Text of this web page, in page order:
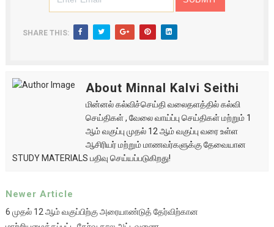
SHARE THIS:
About Minnal Kalvi Seithi
மின்னல் கல்விச்செய்தி வலைதளத்தில் கல்வி
செய்திகள் , வேலை வாய்ப்பு செய்திகள் மற்றும் 1
ஆம் வகுப்பு முதல் 12 ஆம் வகுப்பு வரை உள்ள
ஆசிரியர் மற்றும் மாணவர்களுக்கு தேவையான
STUDY MATERIALS பதிவு செய்யப்படுகிறது!
Newer Article
6 முதல் 12 ஆம் வகுப்பிற்கு அரையாண்டுத் தேர்விற்கான